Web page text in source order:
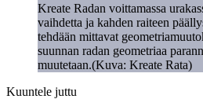
Kreate Radan voittamassa
vaihdetta ja kahden raiteen
tehdään mittavat
suunnan radan geometriaa
muutetaan.(Kuva: Kreate Rata)
Kuuntele juttu